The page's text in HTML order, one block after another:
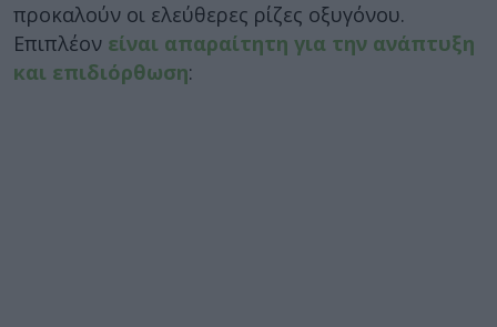
προκαλούν οι ελεύθερες ρίζες οξυγόνου.
Επιπλέον είναι απαραίτητη για την ανάπτυξη
και επιδιόρθωση: